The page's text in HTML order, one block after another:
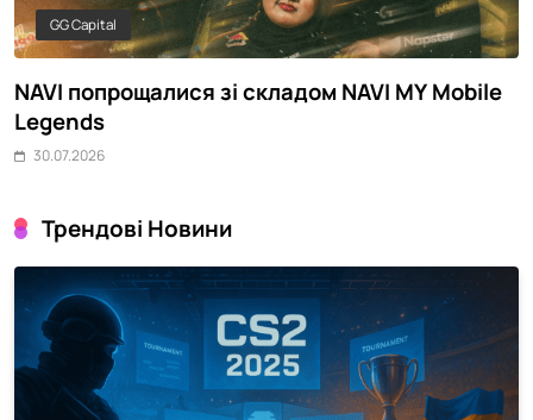
GG Capital
NAVI попрощалися зі складом NAVI MY Mobile
Legends
30.07.2026
Трендові Новини